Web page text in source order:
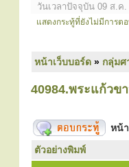
วันเวลาปัจจุบัน 09 ส.ค.
แสดงกระทู้ที่ยังไม่มีการต
หน้าเว็บบอร์ด » กลุ่ม
40984.พระแก้วข
หน้า
ตัวอย่างพิมพ์